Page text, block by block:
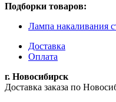
Подборки товаров:
Лампа накаливания
Доставка
Оплата
г. Новосибирск
Доставка заказа по